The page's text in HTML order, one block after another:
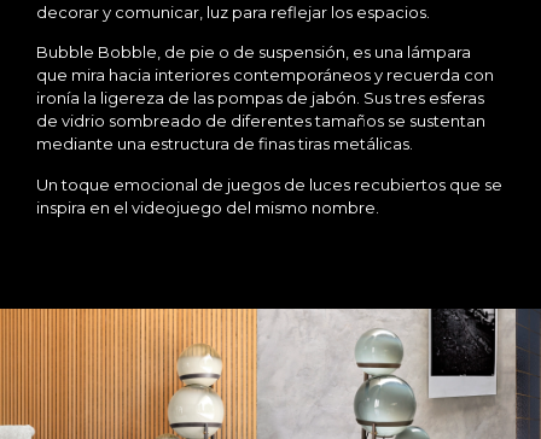
decorar y comunicar, luz para reflejar los espacios.
Bubble Bobble, de pie o de suspensión, es una lámpara
que mira hacia interiores contemporáneos y recuerda con
ironía la ligereza de las pompas de jabón. Sus tres esferas
de vidrio sombreado de diferentes tamaños se sustentan
mediante una estructura de finas tiras metálicas.
Un toque emocional de juegos de luces recubiertos que se
inspira en el videojuego del mismo nombre.